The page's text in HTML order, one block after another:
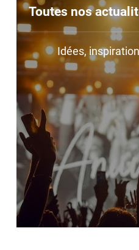
Toutes nos
Idées,